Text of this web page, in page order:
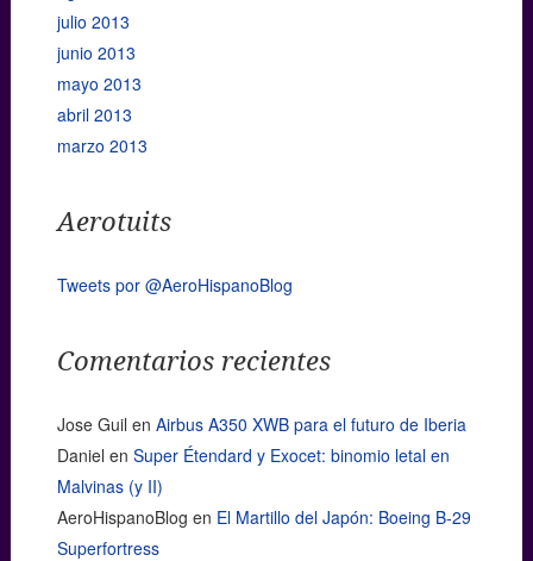
julio 2013
junio 2013
mayo 2013
abril 2013
marzo 2013
Aerotuits
Tweets por @AeroHispanoBlog
Comentarios recientes
Jose Guil en Airbus A350 XWB para el futuro de Iberia
Daniel en Super Étendard y Exocet: binomio letal en
Malvinas (y II)
AeroHispanoBlog en El Martillo del Japón: Boeing B-29
Superfortress